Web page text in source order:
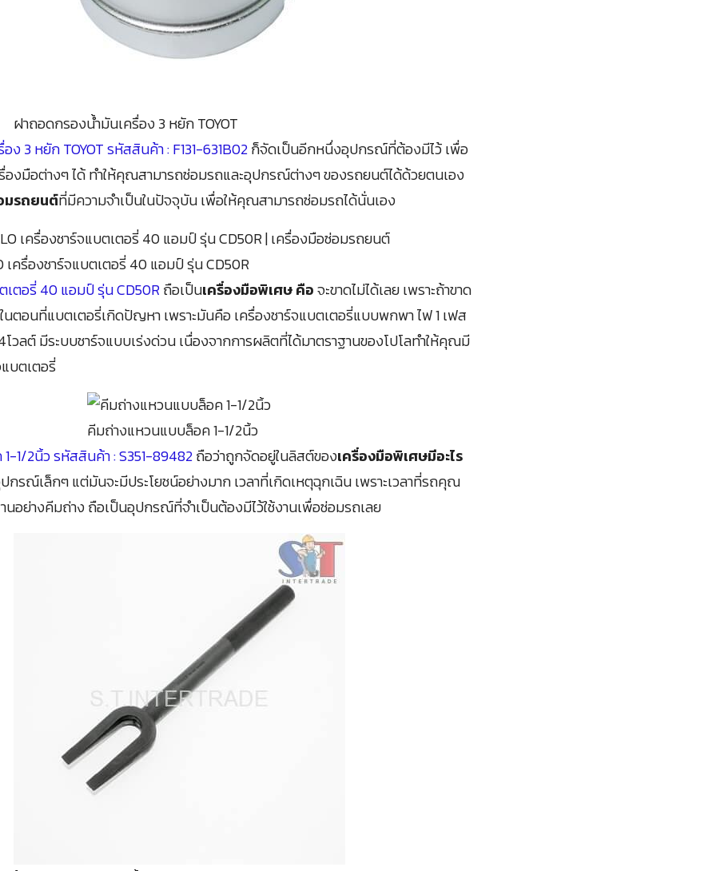
ฝาถอดกรองน้ำมันเครื่อง 3 หยัก TOYOT
3 หยัก TOYOT รหัสสินค้า : F131-631B02ก็จัดเป็นอีกหนึ่งอุปกรณ์ที่ต้องมีไว้ เพื่อ
งมือต่างๆ ได้ ทำให้คุณสามารถซ่อมรถและอุปกรณ์ต่างๆ ของรถยนต์ได้ด้วยตนเอง
มรถยนต์ที่มีความจำเป็นในปัจจุบัน เพื่อให้คุณสามารถซ่อมรถได้นั่นเอง
เครื่องชาร์จแบตเตอรี่ 40 แอมป์ รุ่น CD50R
เตอรี่ 40 แอมป์ รุ่น CD50Rถือเป็นเครื่องมือพิเศษ คือจะขาดไม่ได้เลย เพราะถ้าขาด
นตอนที่แบตเตอรี่เกิดปัญหา เพราะมันคือ เครื่องชาร์จแบตเตอรี่แบบพกพา ไฟ 1 เฟส
โวลต์ มีระบบชาร์จแบบเร่งด่วน เนื่องจากการผลิตที่ได้มาตราฐานของโปโลทำให้คุณมี
บตเตอรี่
คีมถ่างแหวนแบบล็อค 1-1/2นิ้ว
1/2นิ้ว รหัสสินค้า : S351-89482ถือว่าถูกจัดอยู่ในลิสต์ของเครื่องมือพิเศษมีอะไร
ปกรณ์เล็กๆ แต่มันจะมีประโยชน์อย่างมาก เวลาที่เกิดเหตุฉุกเฉิน เพราะเวลาที่รถคุณ
อย่างคีมถ่าง ถือเป็นอุปกรณ์ที่จำเป็นต้องมีไว้ใช้งานเพื่อซ่อมรถเลย